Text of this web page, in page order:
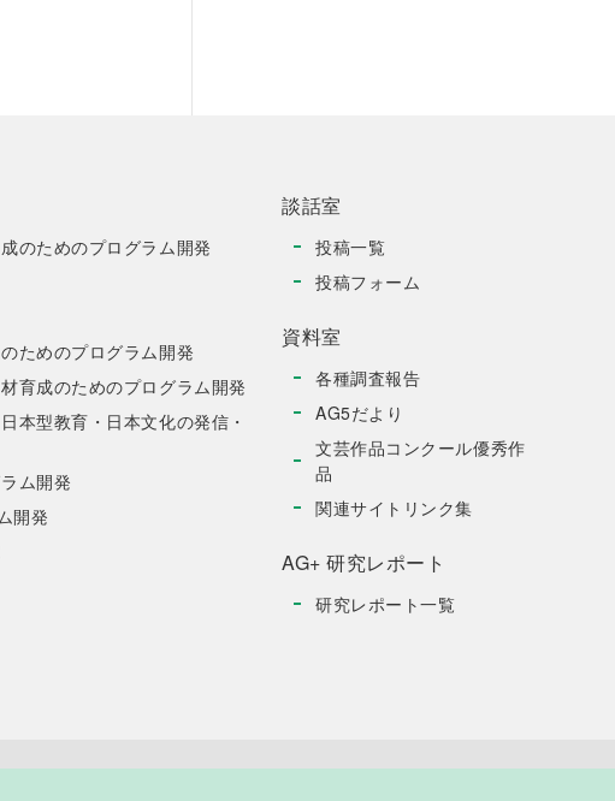
ことがありま
除修正を行うこ
掲載投稿の後
判断した場
償で非独占的
いものとしま
たって必要な
、これを当財
のためのプログラム開発
ためのプログラム開発
育成のためのプログラム開発
本型教育・日本文化の発信・
ム開発
開発
談話室
投稿一覧
投稿フォーム
資料室
各種調査報告
AG5だより
文芸作品コンクール優秀作
品
関連サイトリンク集
AG+ 研究レポート
研究レポート一覧